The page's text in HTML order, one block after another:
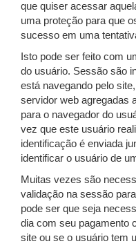
que quiser acessar
uma proteção para que
sucesso em uma
Isto pode ser feito com
do usuário. Sessão são
está navegando pelo
servidor web agregadas
para o navegador do
vez que este usuário
identificação é enviada
identificar o usuário de
Muitas vezes são
validação na sessão
pode ser que seja
dia com seu pagamento
site ou se o usuário tem